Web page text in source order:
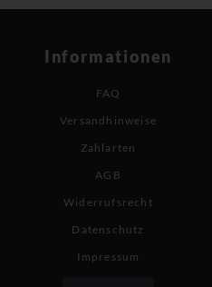
Informationen
FAQ
Versandhinweise
Zahlarten
AGB
Widerrufsrecht
Datenschutz
Impressum